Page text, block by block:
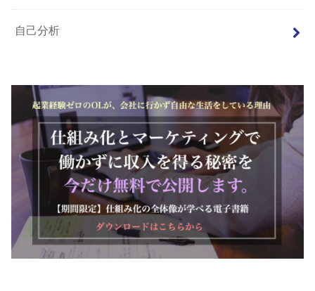
自己分析